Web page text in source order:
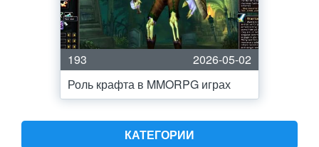
193
2026-05-02
Роль крафта в MMORPG играх
КАТЕГОРИИ